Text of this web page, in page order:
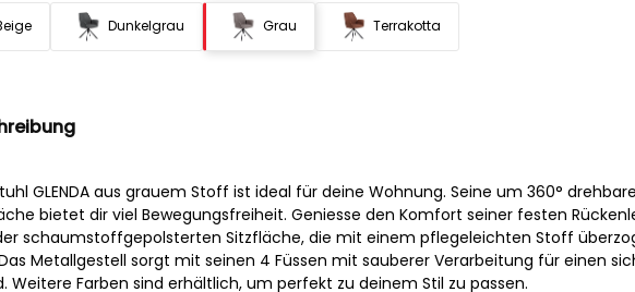
Dunkelgrau Grau Terrakotta
GLENDA aus grauem Stoff ist ideal für deine Wohnung. Seine um 360° drehbare
bietet dir viel Bewegungsfreiheit. Geniesse den Komfort seiner festen
schaumstoffgepolsterten Sitzfläche, die mit einem pflegeleichten Stoff
Metallgestell sorgt mit seinen 4 Füssen mit sauberer Verarbeitung für einen
Weitere Farben sind erhältlich, um perfekt zu deinem Stil zu passen.